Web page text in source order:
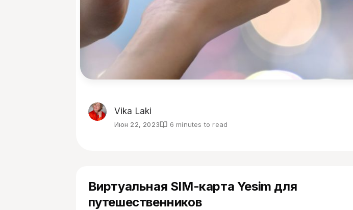
Vika Laki
Июн 22, 2023 6 minutes to read
Виртуальная SIM-карта Yesim для
путешественников